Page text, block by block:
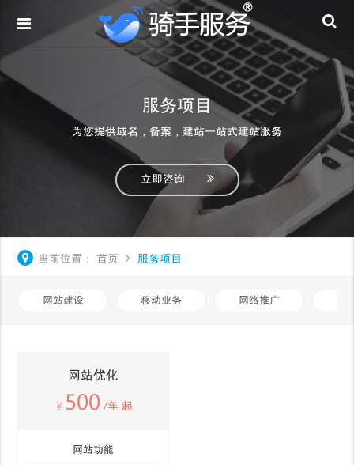
服务项目
为您提供域名，备案，建站一站式建站服务
立即咨询
当前位置： 首页 服务项目
网站建设 移动业务 网络推广
网站优化
￥ 500 /年 起
网站功能